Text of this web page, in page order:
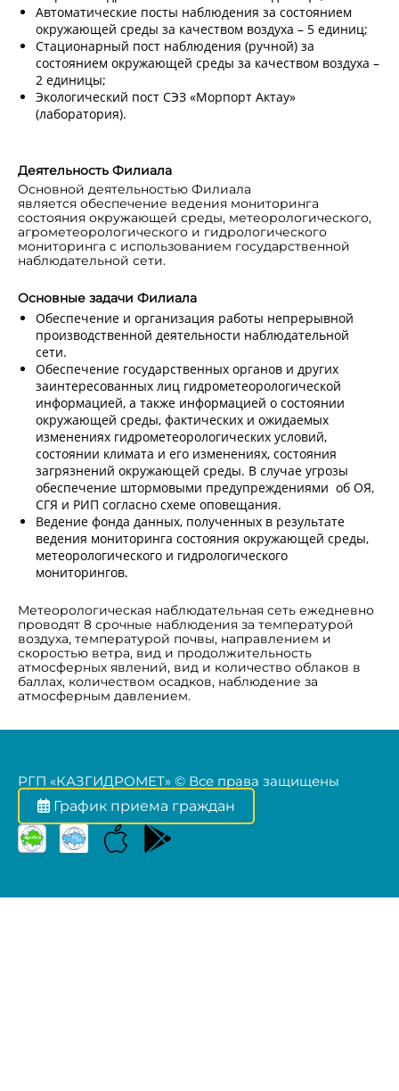
Автоматические посты наблюдения за состоянием
окружающей среды за качеством воздуха – 5 единиц;
Стационарный пост наблюдения (ручной) за
состоянием окружающей среды за качеством воздуха –
2 единицы;
Экологический пост СЭЗ «Морпорт Актау»
(лаборатория).
Деятельность Филиала
Основной деятельностью Филиала
является обеспечение ведения мониторинга
состояния окружающей среды, метеорологического,
агрометеорологического и гидрологического
мониторинга с использованием государственной
наблюдательной сети.
Основные задачи Филиала
Обеспечение и организация работы непрерывной
производственной деятельности наблюдательной
сети.
Обеспечение государственных органов и других
заинтересованных лиц гидрометеорологической
информацией, а также информацией о состоянии
окружающей среды, фактических и ожидаемых
изменениях гидрометеорологических условий,
состоянии климата и его изменениях, состояния
загрязнений окружающей среды. В случае угрозы
обеспечение штормовыми предупреждениями об ОЯ,
СГЯ и РИП согласно схеме оповещания.
Ведение фонда данных, полученных в результате
ведения мониторинга состояния окружающей среды,
метеорологического и гидрологического
мониторингов.
Метеорологическая наблюдательная сеть ежедневно
проводят 8 срочные наблюдения за температурой
воздуха, температурой почвы, направлением и
скоростью ветра, вид и продолжительность
атмосферных явлений, вид и количество облаков в
баллах, количеством осадков, наблюдение за
атмосферным давлением.
РГП «КАЗГИДРОМЕТ» © Все права защищены
График приема граждан